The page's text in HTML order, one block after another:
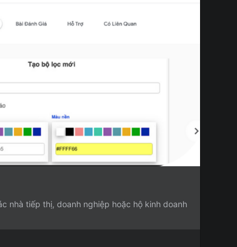
nhà tiếp thị, doanh nghiệp hoặc hộ kinh doanh